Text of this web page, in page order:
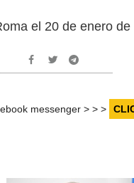
el 20 de enero de
messenger > > >